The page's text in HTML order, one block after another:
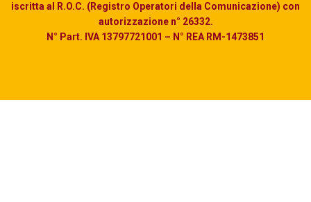
iscritta al R.O.C. (Registro Operatori della Comunicazione) con
autorizzazione n° 26332.
N° Part. IVA 13797721001 – N° REA RM-1473851